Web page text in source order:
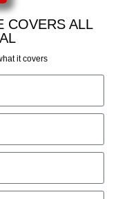
COVERS ALL
it covers